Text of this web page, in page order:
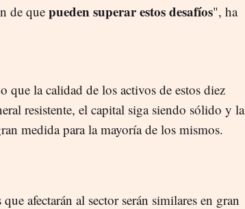
de que pueden superar estos desafíos", ha
que la calidad de los activos de estos diez
resistente, el capital siga siendo sólido y la
medida para la mayoría de los mismos.
afectarán al sector serán similares en gran